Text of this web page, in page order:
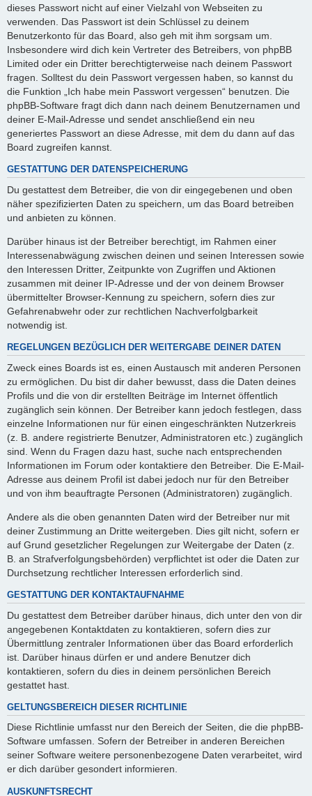
dieses Passwort nicht auf einer Vielzahl von Webseiten zu
verwenden. Das Passwort ist dein Schlüssel zu deinem
Benutzerkonto für das Board, also geh mit ihm sorgsam um.
Insbesondere wird dich kein Vertreter des Betreibers, von phpBB
Limited oder ein Dritter berechtigterweise nach deinem Passwort
fragen. Solltest du dein Passwort vergessen haben, so kannst du
die Funktion „Ich habe mein Passwort vergessen“ benutzen. Die
phpBB-Software fragt dich dann nach deinem Benutzernamen und
deiner E-Mail-Adresse und sendet anschließend ein neu
generiertes Passwort an diese Adresse, mit dem du dann auf das
Board zugreifen kannst.
GESTATTUNG DER DATENSPEICHERUNG
Du gestattest dem Betreiber, die von dir eingegebenen und oben
näher spezifizierten Daten zu speichern, um das Board betreiben
und anbieten zu können.
Darüber hinaus ist der Betreiber berechtigt, im Rahmen einer
Interessenabwägung zwischen deinen und seinen Interessen sowie
den Interessen Dritter, Zeitpunkte von Zugriffen und Aktionen
zusammen mit deiner IP-Adresse und der von deinem Browser
übermittelter Browser-Kennung zu speichern, sofern dies zur
Gefahrenabwehr oder zur rechtlichen Nachverfolgbarkeit
notwendig ist.
REGELUNGEN BEZÜGLICH DER WEITERGABE DEINER DATEN
Zweck eines Boards ist es, einen Austausch mit anderen Personen
zu ermöglichen. Du bist dir daher bewusst, dass die Daten deines
Profils und die von dir erstellten Beiträge im Internet öffentlich
zugänglich sein können. Der Betreiber kann jedoch festlegen, dass
einzelne Informationen nur für einen eingeschränkten Nutzerkreis
(z. B. andere registrierte Benutzer, Administratoren etc.) zugänglich
sind. Wenn du Fragen dazu hast, suche nach entsprechenden
Informationen im Forum oder kontaktiere den Betreiber. Die E-Mail-
Adresse aus deinem Profil ist dabei jedoch nur für den Betreiber
und von ihm beauftragte Personen (Administratoren) zugänglich.
Andere als die oben genannten Daten wird der Betreiber nur mit
deiner Zustimmung an Dritte weitergeben. Dies gilt nicht, sofern er
auf Grund gesetzlicher Regelungen zur Weitergabe der Daten (z.
B. an Strafverfolgungsbehörden) verpflichtet ist oder die Daten zur
Durchsetzung rechtlicher Interessen erforderlich sind.
GESTATTUNG DER KONTAKTAUFNAHME
Du gestattest dem Betreiber darüber hinaus, dich unter den von dir
angegebenen Kontaktdaten zu kontaktieren, sofern dies zur
Übermittlung zentraler Informationen über das Board erforderlich
ist. Darüber hinaus dürfen er und andere Benutzer dich
kontaktieren, sofern du dies in deinem persönlichen Bereich
gestattet hast.
GELTUNGSBEREICH DIESER RICHTLINIE
Diese Richtlinie umfasst nur den Bereich der Seiten, die die phpBB-
Software umfassen. Sofern der Betreiber in anderen Bereichen
seiner Software weitere personenbezogene Daten verarbeitet, wird
er dich darüber gesondert informieren.
AUSKUNFTSRECHT